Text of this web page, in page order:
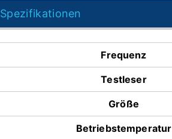
Spezifikationen
Frequenz
Testleser
Größe
Betriebstemperatur